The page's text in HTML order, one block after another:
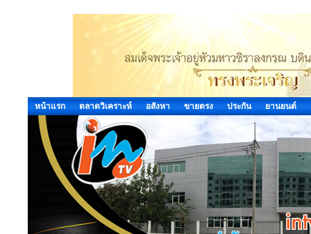
หน้าแรก ตลาดวิเคราะห์ อสังหา ขายตรง ประกัน ยานยนต์